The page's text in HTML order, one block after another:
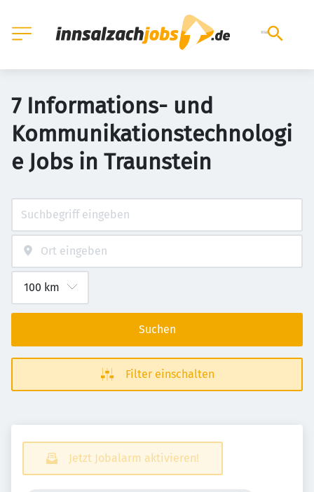
7 Informations- und
Kommunikationstechnologi
e Jobs in Traunstein
Suchen
Filter einschalten
Jetzt Jobalarm aktivieren!